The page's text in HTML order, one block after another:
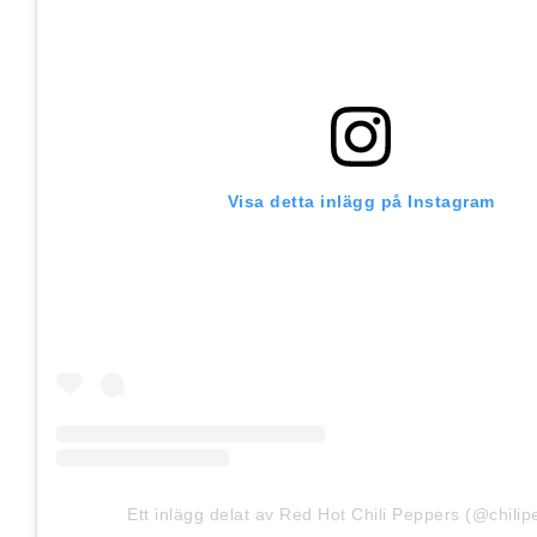
Visa detta inlägg på Instagram
Ett inlägg delat av Red Hot Chili Peppers